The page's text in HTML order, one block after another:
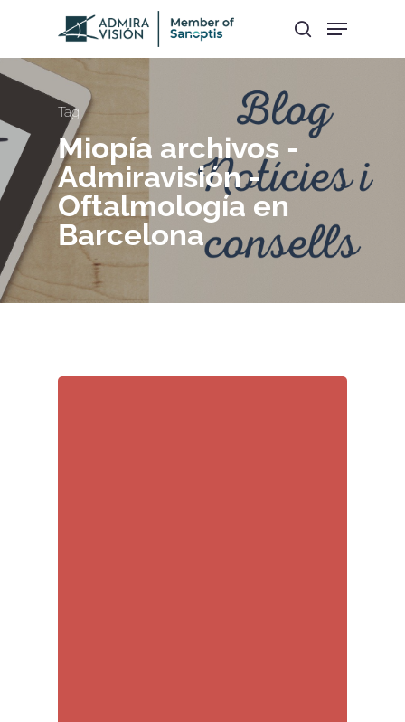
Hit enter to search or ESC to close
Tag
Miopía archivos -
Admiravisión -
Oftalmología en
Barcelona